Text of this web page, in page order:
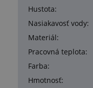
Hustota:
Nasiakavosť vody:
Materiál:
Pracovná teplota:
Farba:
Hmotnosť: